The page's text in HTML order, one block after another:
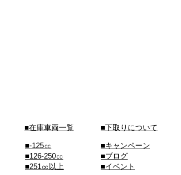
■在庫車両一覧 ■下取りについて
■-125㏄
■126-250㏄
■251㏄以上
■キャンペーン
■ブログ
■イベント